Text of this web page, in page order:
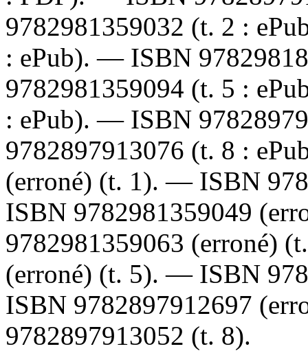
9782981359032 (t. 2 :
: ePub). — ISBN
9782981359094 (t. 5 :
: ePub). — ISBN
9782897913076 (t. 8 :
(erroné) (t. 1). — ISBN
ISBN 9782981359049
9782981359063 (erroné)
(erroné) (t. 5). — ISBN
ISBN 9782897912697
9782897913052 (t. 8).